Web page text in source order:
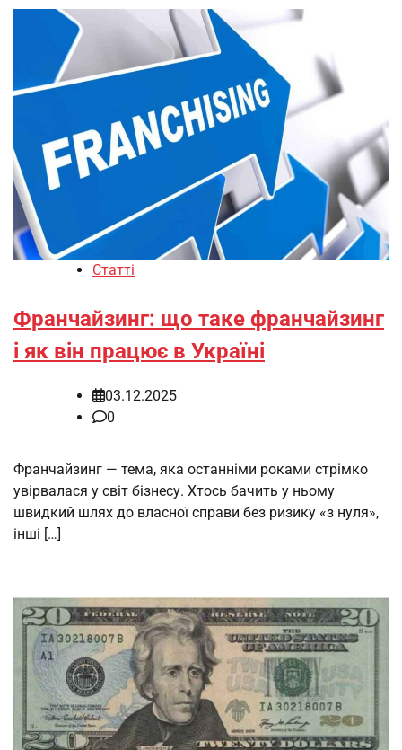
Статті
Франчайзинг: що таке франчайзинг
і як він працює в Україні
03.12.2025
0
Франчайзинг — тема, яка останніми роками стрімко
увірвалася у світ бізнесу. Хтось бачить у ньому
швидкий шлях до власної справи без ризику «з нуля»,
інші […]